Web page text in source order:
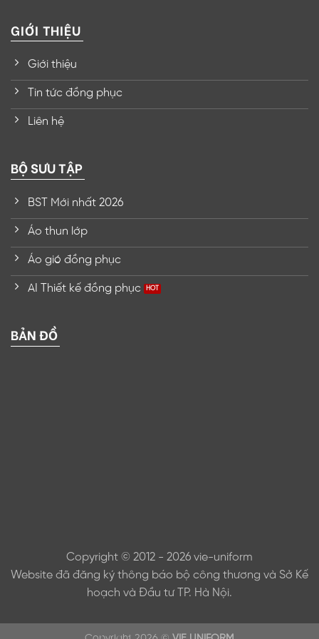
GIỚI THIỆU
Giới thiệu
Tin tức đồng phục
Liên hệ
BỘ SƯU TẬP
BST Mới nhất 2026
Áo thun lớp
Áo gió đồng phục
AI Thiết kế đồng phục
BẢN ĐỒ
Copyright © 2012 - 2026 vie-uniform
Website đã đăng ký thông báo bộ công thương và Sở Kế
hoạch và Đầu tư TP. Hà Nội.